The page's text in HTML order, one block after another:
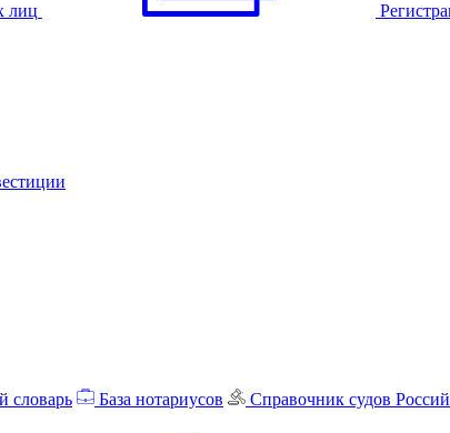
лиц
словарь База нотариусов
Справочник судов